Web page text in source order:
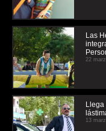
Las
22
Llega
13